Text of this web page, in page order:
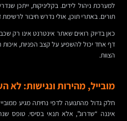
למערכת ניהול לידים. בקליניקות, ייתכן
תורים. באתרי תוכן, אולי נדרש חיבור לרשימת
כאן בדיוק רואים שאתר אינטרנט אינו רק
דף אחד יכול להשפיע על קצב הפניות, איכות
הצוות.
מובייל, מהירות ונגישות: לא
חלק גדול מהתנועה לדפי נחיתה מגיע
איננה “שדרוג”, אלא תנאי בסיסי. טופס